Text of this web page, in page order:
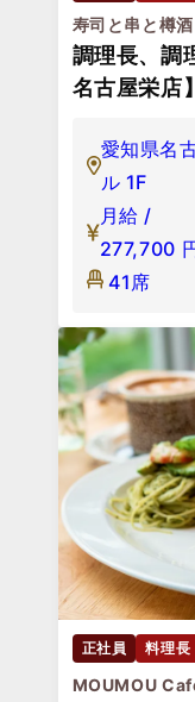
寿司と串と樽
調理長、調
名古屋栄店】
愛知県名
ル 1F
月給 /
277,700
41席
正社員 料理長
MOUMOU